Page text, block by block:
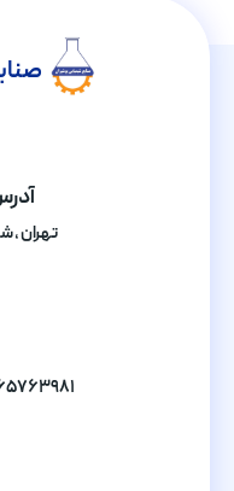
تهران ,
۰۲۱۶۵۷۶۳۹۸۱ و